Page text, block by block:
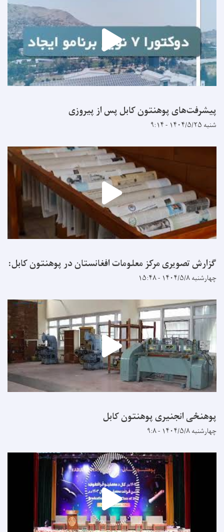
پیشرفت‌های پوهنتون کابل پس از پیروزی
شنبه ۱۴۰۴/۵/۲۵ - ۹:۱۴
گزارش تصویری مرکز معلومات افغانستان در پوهنتون کابل:
چهارشنبه ۱۴۰۴/۵/۸ - ۱۵:۴۸
پوهنځی انجنیری پوهنتون کابل
چهارشنبه ۱۴۰۴/۵/۸ - ۹:۸